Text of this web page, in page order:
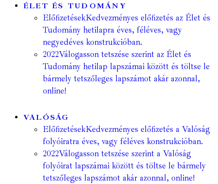
ÉLET ÉS TUDOMÁNY
ElőfizetésekKedvezményes előfizetés az Élet és
Tudomány hetilapra éves, féléves, vagy
negyedéves konstrukcióban.
2022Válogasson tetszése szerint az Élet és
Tudomány hetilap lapszámai között és töltse le
bármely tetszőleges lapszámot akár azonnal,
online!
VALÓSÁG
ElőfizetésekKedvezményes előfizetés a Valóság
folyóiratra éves, vagy féléves konstrukcióban.
2022Válogasson tetszése szerint a Valóság
folyóirat lapszámai között és töltse le bármely
tetszőleges lapszámot akár azonnal, online!